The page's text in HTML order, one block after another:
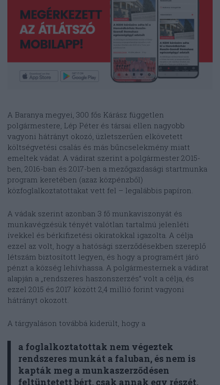
A Baranya megyei, 300 fős Kárász független
polgármestere, Lép Péter és társai ellen nagyobb
vagyoni hátrányt okozó, üzletszerűen elkövetett
költségvetési csalás és más bűncselekmény miatt
emeltek vádat. A vádirat szerint a polgármester 2O15-
ben, 2016-ban és 2017-ben a mezőgazdasági startmunka
program keretében (azaz közpénzből)
közfoglalkoztatottakat vett fel – legalábbis papíron.
A vádak szerint azonban 3 fő munkaviszonyát és
munkavégzésük tényét valótlan tartalmú jelenléti
ívekkel és bérkifizetési okiratokkal igazolta. A célja
ezzel az volt, hogy a hatósági szerződésekben szereplő
létszám biztosított legyen, és hogy a programért járó
pénzt a község lehívhassa. A polgármesternek a vádirat
alapján a „rendszeres haszonszerzés” volt a célja, és
ezzel 2015 és 2017 között 2,4 millió forint vagyoni
hátrányt okozott.
A tárgyaláson továbbá kiderült, hogy a
a foglalkoztatottak nem végeztek
rendszeres munkát a faluban, és nem is
kapták meg a munkaszerződésen
feltüntetett bért, csak annak egy részét,